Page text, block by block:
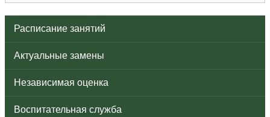
Расписание занятий
Актуальные замены
Независимая оценка
Воспитательная служба